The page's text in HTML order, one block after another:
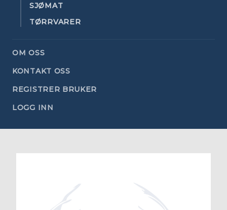
SJØMAT
TØRRVARER
OM OSS
KONTAKT OSS
REGISTRER BRUKER
LOGG INN